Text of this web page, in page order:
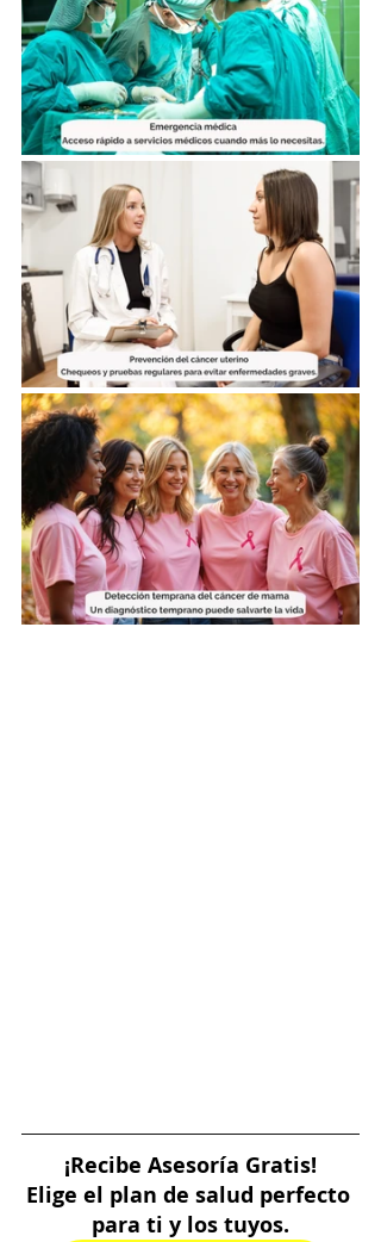
¡Recibe Asesoría Gratis!
Elige el plan de salud perfecto
para ti y los tuyos.